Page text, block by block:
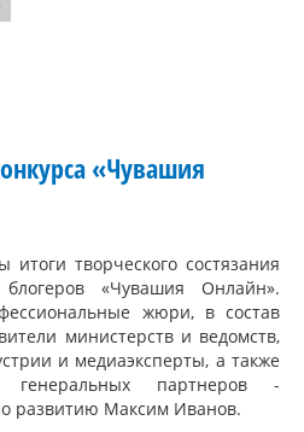
«Чувашия
творческого состязания
«Чувашия Онлайн».
жюри, в состав
министерств и ведомств,
и медиаэксперты, а также
генеральных партнеров -
развитию Максим Иванов.